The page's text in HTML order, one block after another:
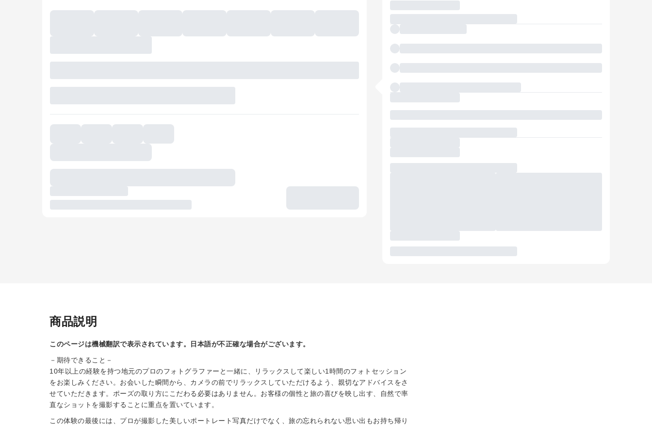
商品説明
このページは機械翻訳で表示されています。日本語が不正確な場合がございます。
－期待できること－
10年以上の経験を持つ地元のプロのフォトグラファーと一緒に、リラックスして楽しい1時間のフォトセッション
をお楽しみください。お会いした瞬間から、カメラの前でリラックスしていただけるよう、親切なアドバイスをさ
せていただきます。ポーズの取り方にこだわる必要はありません。お客様の個性と旅の喜びを映し出す、自然で率
直なショットを撮影することに重点を置いています。
この体験の最後には、プロが撮影した美しいポートレート写真だけでなく、旅の忘れられない思い出もお持ち帰り